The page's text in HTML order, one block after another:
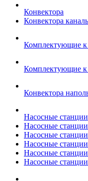
Конвектора
Конвектора
Комплектующие к
Комплектующие
Конвектора
Насосные станции
Насосные
Насосные
Насосные
Насосные
Насосные